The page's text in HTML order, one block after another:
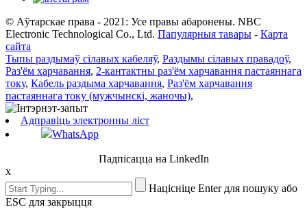
© Аўтарскае права - 2021: Усе правы абаронены. NBC
Electronic Technological Co., Ltd. Папулярныя тавары - Карта
сайта
Тыпы раздымаў сілавых кабеляў, Раздымы сілавых правадоў,
Раз'ём харчавання, 2-кантактны раз'ём харчавання пастаяннага
току, Кабель раздыма харчавання, Раз'ём харчавання
пастаяннага току (мужчынскі, жаночы),
Адправіць электронны ліст
WhatsApp
Падпісацца на LinkedIn
x
Націсніце Enter для пошуку або
ESC для закрыцця